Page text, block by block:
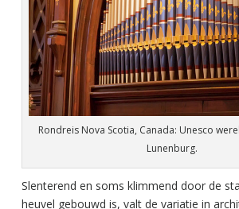
Rondreis Nova Scotia, Canada: Unesco
Lunenburg.
Slenterend en soms klimmend door de
heuvel gebouwd is, valt de variatie in